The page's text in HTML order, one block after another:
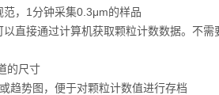
，1分钟采集0.3μm的样品
直接通过计算机获取颗粒计数数据。不需
的尺寸
趋势图，便于对颗粒计数值进行存档